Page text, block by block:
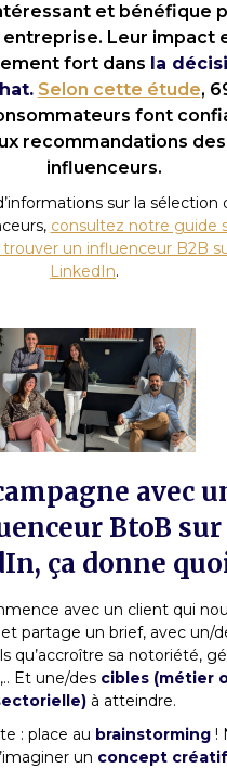
et bénéfique
entreprise. Leur impact
fort dans la
Selon cette étude,
font
recommandations des
influenceurs.
sur la sélection
consultez notre guide
un influenceur B2B
LinkedIn.
avec
BtoB sur
ça donne
avec un client qui
partage un brief, avec un/
qu’accroître sa notoriété,
Et une/des cibles (métier
à atteindre.
: place au brainstorming!
un concept créatif